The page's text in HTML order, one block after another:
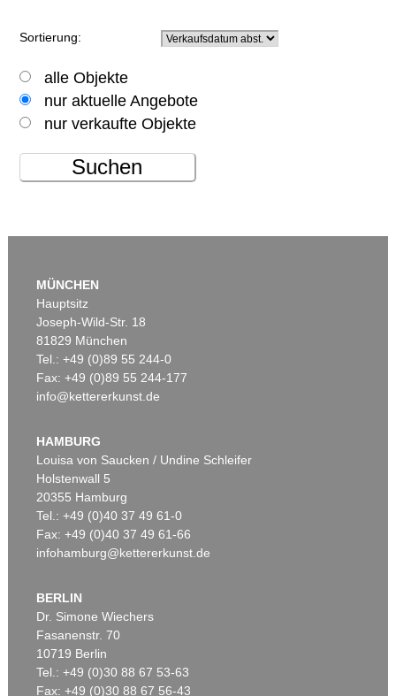
Sortierung:
alle Objekte
nur aktuelle Angebote
nur verkaufte Objekte
Suchen
MÜNCHEN
Hauptsitz
Joseph-Wild-Str. 18
81829 München
Tel.: +49 (0)89 55 244-0
Fax: +49 (0)89 55 244-177
info@kettererkunst.de
HAMBURG
Louisa von Saucken / Undine Schleifer
Holstenwall 5
20355 Hamburg
Tel.: +49 (0)40 37 49 61-0
Fax: +49 (0)40 37 49 61-66
infohamburg@kettererkunst.de
BERLIN
Dr. Simone Wiechers
Fasanenstr. 70
10719 Berlin
Tel.: +49 (0)30 88 67 53-63
Fax: +49 (0)30 88 67 56-43